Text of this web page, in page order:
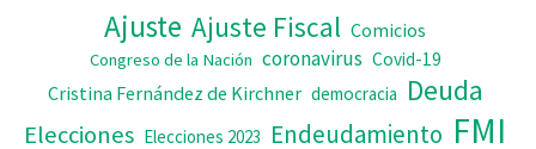
Ajuste Ajuste Fiscal Comicios
Congreso de la Nación coronavirus Covid-19
Cristina Fernández de Kirchner democracia Deuda
Elecciones Elecciones 2023 Endeudamiento FMI